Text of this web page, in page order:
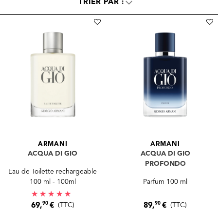
ARMANI
ACQUA DI GIO
Eau de Toilette rechargeable
100 ml - 100ml
69,90 € (TTC)
ARMANI
ACQUA DI GIO
PROFONDO
Parfum 100 ml
89,90€ (TTC)